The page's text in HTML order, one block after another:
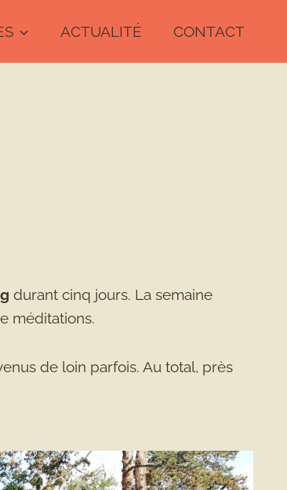
ACTUALITÉ CONTACT
durant cinq jours. La semaine
méditations.
de loin parfois. Au total, près